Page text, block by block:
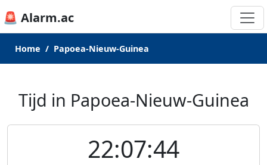
🚨 Alarm.ac
Home Papoea-Nieuw-Guinea
Tijd in Papoea-Nieuw-Guinea
22:07:44